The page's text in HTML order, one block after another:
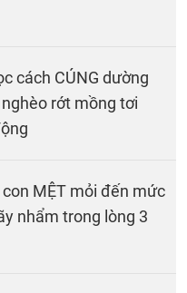
cách CÚNG dường
rớt mồng tơi
MỆT mỏi đến mức
nhẩm trong lòng 3